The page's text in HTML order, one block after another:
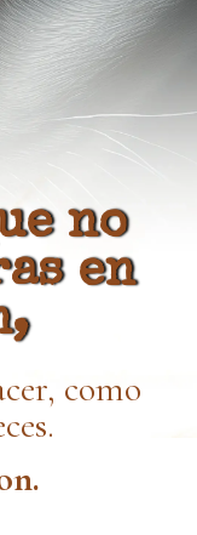
no
en
como